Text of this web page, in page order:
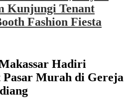
Kunjungi Tenant
Fashion Fiesta
Hadiri
Pasar Murah di Gereja